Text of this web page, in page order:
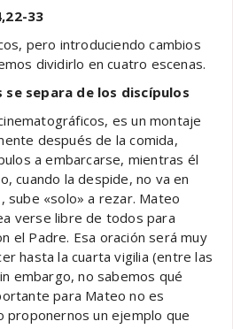
33
pero introduciendo cambios
dividirlo en cuatro escenas.
se separa de los discípulos
es un montaje
después de la comida,
a embarcarse, mientras él
cuando la despide, no va en
sube «solo» a rezar. Mateo
verse libre de todos para
el Padre. Esa oración será muy
hasta la cuarta vigilia (entre las
embargo, no sabemos qué
para Mateo no es
proponernos un ejemplo que